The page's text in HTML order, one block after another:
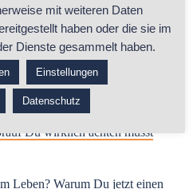
oder Arbeitszimmer zu
Du wirklich achten musst
Leben? Warum Du jetzt einen
mit weiteren Daten
haben oder die sie im
Dienste gesammelt haben.
Einstellungen
Datenschutz